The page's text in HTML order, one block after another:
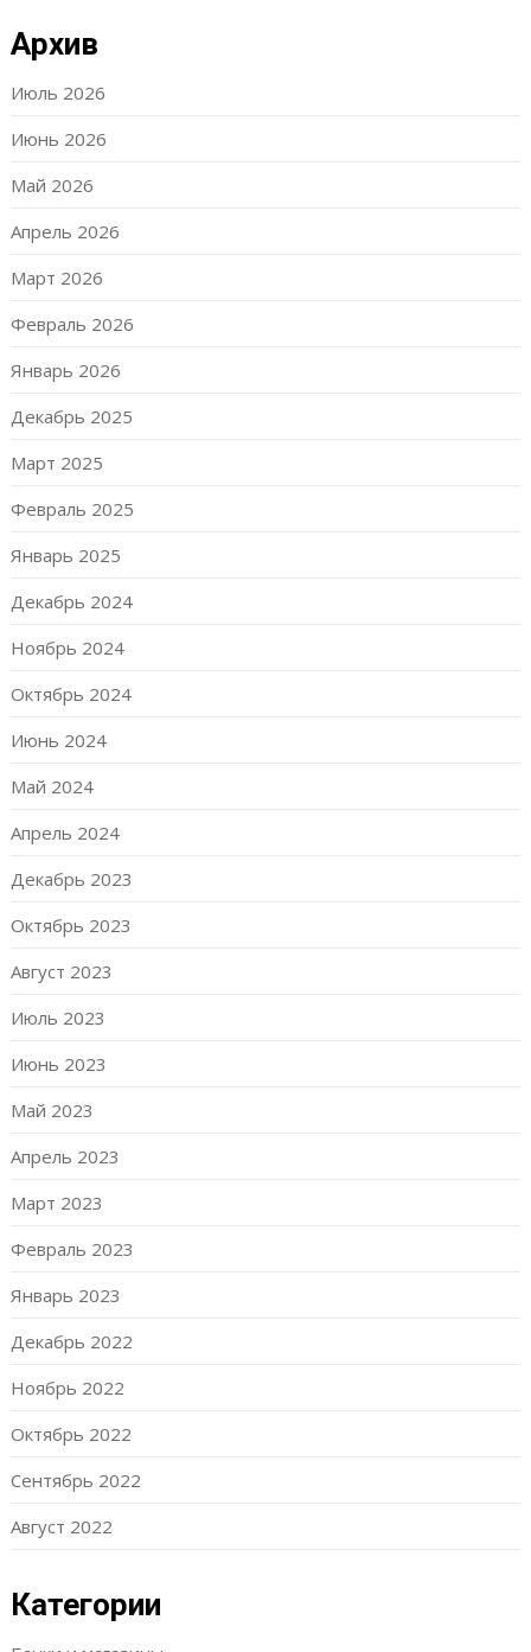
Архив
Июль 2026
Июнь 2026
Май 2026
Апрель 2026
Март 2026
Февраль 2026
Январь 2026
Декабрь 2025
Март 2025
Февраль 2025
Январь 2025
Декабрь 2024
Ноябрь 2024
Октябрь 2024
Июнь 2024
Май 2024
Апрель 2024
Декабрь 2023
Октябрь 2023
Август 2023
Июль 2023
Июнь 2023
Май 2023
Апрель 2023
Март 2023
Февраль 2023
Январь 2023
Декабрь 2022
Ноябрь 2022
Октябрь 2022
Сентябрь 2022
Август 2022
Категории